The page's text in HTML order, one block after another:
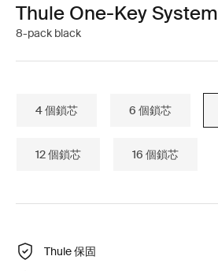
Thule One-Key System
8-pack black
4 個鎖芯 6 個鎖芯
12 個鎖芯 16 個鎖芯
Thule 保固